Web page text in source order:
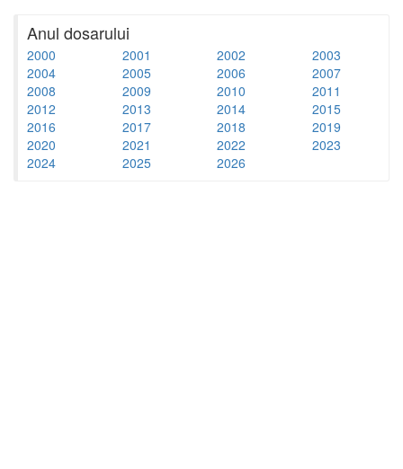
Anul dosarului
2000 2001 2002
2003
2004
2005 2006
2007
2008
2009 2010
2011
2012
2013 2014
2015
2016
2017 2018
2019
2020
2021 2022
2023
2024
2025 2026